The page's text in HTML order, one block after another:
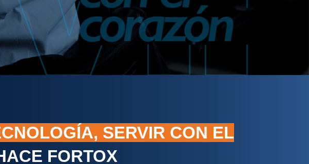
SERVIR CON EL
FORTOX